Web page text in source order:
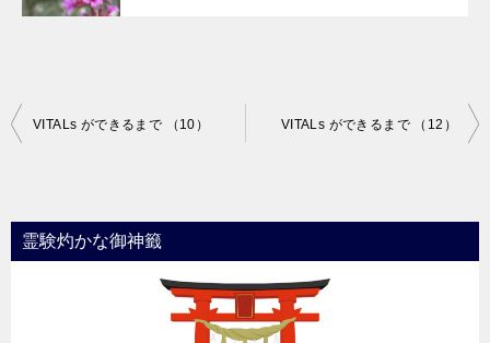
投
ビ
ゲ
VITALs ができるまで （10） VITALs ができるまで （12）
霊験灼かな御神籤